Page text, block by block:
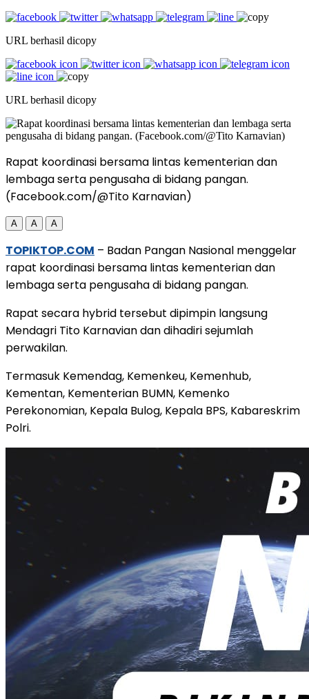
URL berhasil dicopy
URL berhasil dicopy
Rapat koordinasi bersama lintas kementerian dan
lembaga serta pengusaha di bidang pangan.
(Facebook.com/@Tito Karnavian)
A A A
TOPIKTOP.COM – Badan Pangan Nasional menggelar
rapat koordinasi bersama lintas kementerian dan
lembaga serta pengusaha di bidang pangan.
Rapat secara hybrid tersebut dipimpin langsung
Mendagri Tito Karnavian dan dihadiri sejumlah
perwakilan.
Termasuk Kemendag, Kemenkeu, Kemenhub,
Kementan, Kementerian BUMN, Kemenko
Perekonomian, Kepala Bulog, Kepala BPS, Kabareskrim
Polri.